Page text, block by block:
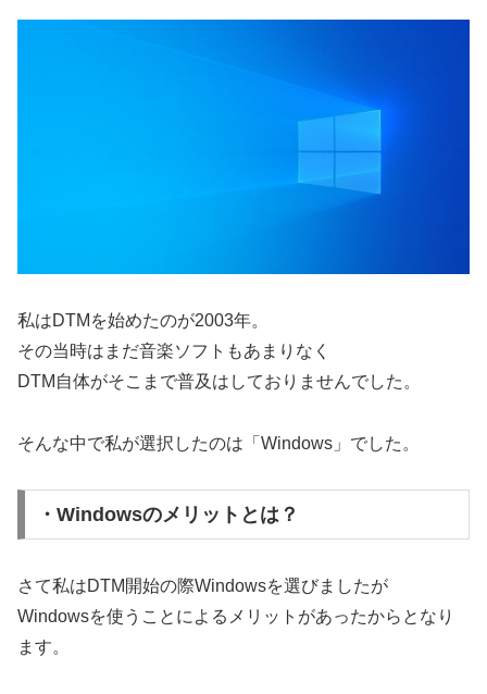
私はDTMを始めたのが2003年。
その当時はまだ音楽ソフトもあまりなく
DTM自体がそこまで普及はしておりませんでした。
そんな中で私が選択したのは「Windows」でした。
・Windowsのメリットとは？
さて私はDTM開始の際Windowsを選びましたが
Windowsを使うことによるメリットがあったからとなり
ます。